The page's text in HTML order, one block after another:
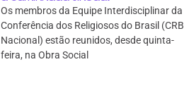
Os membros da Equipe Interdisciplinar da
Conferência dos Religiosos do Brasil (CRB
Nacional) estão reunidos, desde quinta-
feira, na Obra Social